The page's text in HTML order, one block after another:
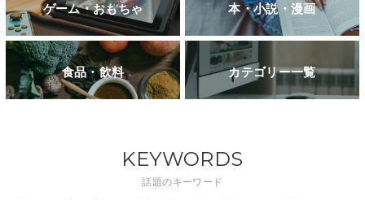
ゲーム・おもちゃ 本・小説・漫画
食品・飲料 カテゴリー一覧
KEYWORDS
話題のキーワード